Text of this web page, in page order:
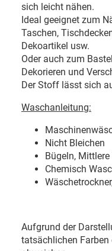
sich leicht nähen.
Ideal geeignet zum
Taschen,
Dekoartikel usw.
Oder auch zum
Dekorieren und
Der Stoff lässt sich
Waschanleitung:
Nicht Bleichen
Bügeln,
Chemisch
Aufgrund der
tatsächlichen Farben